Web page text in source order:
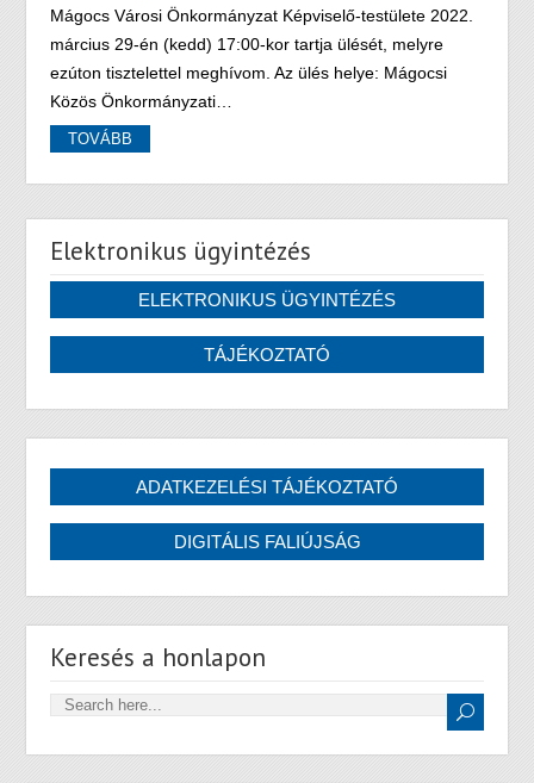
Mágocs Városi Önkormányzat Képviselő-testülete 2022.
március 29-én (kedd) 17:00-kor tartja ülését, melyre
ezúton tisztelettel meghívom. Az ülés helye: Mágocsi
Közös Önkormányzati…
TOVÁBB
Elektronikus ügyintézés
Keresés a honlapon